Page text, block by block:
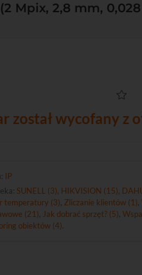
Mpix, 2,8 mm,
został wycofany z
IP
SUNELL (3) HIKVISION (15)
temperatury (3) Zliczanie klientów (1) ,
(21)
Jak dobrać sprzęt? (5) ,
obiektów (4)